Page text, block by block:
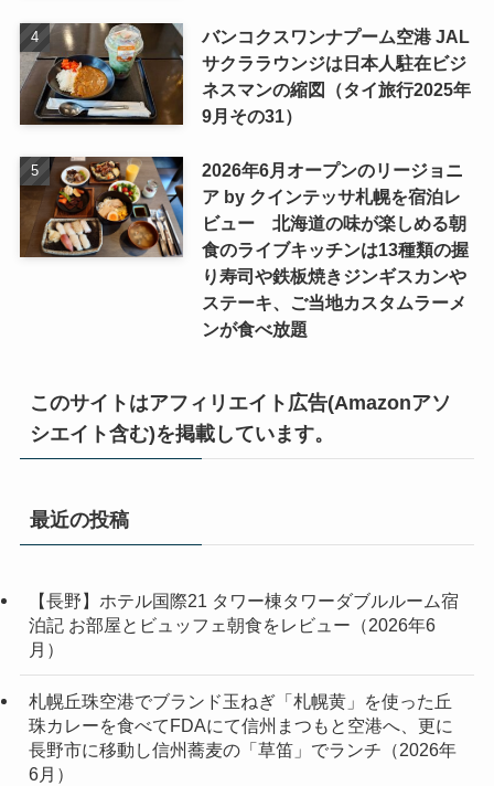
バンコクスワンナプーム空港 JAL
サクララウンジは日本人駐在ビジ
ネスマンの縮図（タイ旅行2025年
9月その31）
2026年6月オープンのリージョニ
ア by クインテッサ札幌を宿泊レ
ビュー 北海道の味が楽しめる朝
食のライブキッチンは13種類の握
り寿司や鉄板焼きジンギスカンや
ステーキ、ご当地カスタムラーメ
ンが食べ放題
このサイトはアフィリエイト広告(Amazonアソ
シエイト含む)を掲載しています。
最近の投稿
【長野】ホテル国際21 タワー棟タワーダブルルーム宿
泊記 お部屋とビュッフェ朝食をレビュー（2026年6
月）
札幌丘珠空港でブランド玉ねぎ「札幌黄」を使った丘
珠カレーを食べてFDAにて信州まつもと空港へ、更に
長野市に移動し信州蕎麦の「草笛」でランチ（2026年
6月）